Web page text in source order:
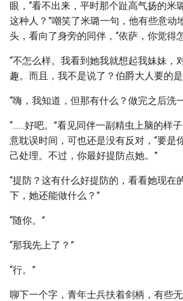
眼，“看不出来，平时那个趾高气扬的米
这种人？”嘲笑了米璐一句，他有些意动
头，看向了身旁的同伴，“依萨，你觉得
“不怎么样。我看到她我就想起我妹妹，
趣。而且，我不是说了？伯爵大人要的
“嗨，我知道，但那有什么？做完之后洗
“……好吧。”看见同伴一副精虫上脑的样
意耽误时间，可也还是没有反对，“要是
己处理。不过，你最好提防点她。”
“提防？这有什么好提防的，看看她现在
下，她还能做什么？”
“随你。”
“那我先上了？”
“行。”
聊下一个字，青年士兵扶着剑柄，有些